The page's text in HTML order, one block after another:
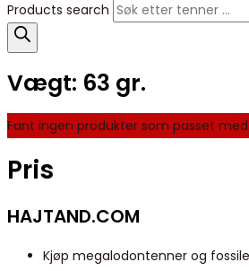
Products search
Vægt: 63 gr.
Fant ingen produkter som passet
Pris
HAJTAND.COM
Kjøp megalodontenner og